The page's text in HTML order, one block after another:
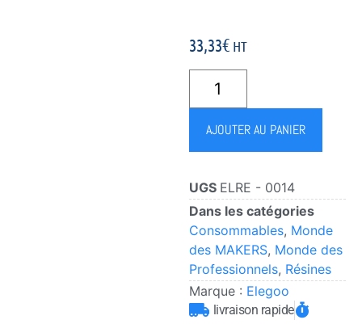
33,33€ HT
AJOUTER AU PANIER
UGS ELRE - 0014
Dans les catégories
Consommables, Monde
des MAKERS, Monde des
Professionnels, Résines
Marque : Elegoo
livraison rapide